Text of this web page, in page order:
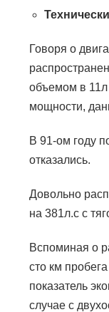
Говоря о
объемом в 11л
мощности,
В 91-ом году
отказались.
Довольно
на 381л.с с
Вспоминая о
сто км
показатель
случае с